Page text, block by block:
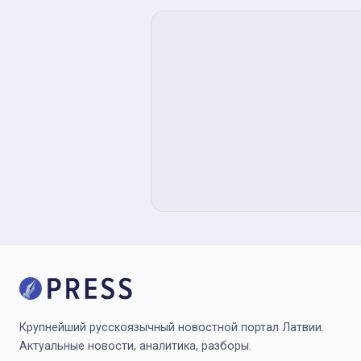
Крупнейший русскоязычный новостной портал Латвии.
Актуальные новости, аналитика, разборы.